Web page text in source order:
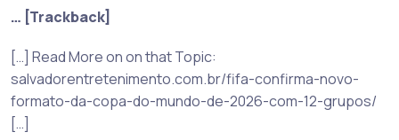
… [Trackback]
[…] Read More on on that Topic:
salvadorentretenimento.com.br/fifa-confirma-novo-
formato-da-copa-do-mundo-de-2026-com-12-grupos/
[…]